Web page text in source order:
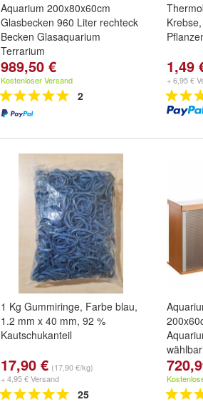
Aquarium 200x80x60cm
Glasbecken 960 Liter rechteck
Becken Glasaquarium
Terrarium
989,50 €
Kostenloser Versand
2
1,49
+ 6,95 €
1 Kg Gummiringe, Farbe blau,
1.2 mm x 40 mm, 92 %
Kautschukanteil
17,90 € (17,90 €/kg)
+ 4,95 € Versand
25
wählbar